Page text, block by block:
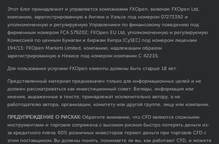
Этот блог принадлежит и управляется компаниями FXOpen, включая: FXOpen Ltd,
компанию, зарегистрированную в Англии и Уэльсе под номером 07273392 и
уполномоченную и регулируемую Управлением по финансовому поведению под
фирменным номером FCA 579202; FXOpen EU Ltd, уполномоченную и регулируемую
Комиссией по ценным бумагам и биржам Кипра (CySEC) под номером лицензии
194/13; FXOpen Markets Limited, компанию, надлежащим образом
зарегистрированную в Невисе под номером компании C 42235.
Для пользования услугами FXOpen клиенты должны быть старше 18 лет.
Представленный материал предназначен только для информационных целей и не
должен рассматриваться как инвестиционный совет. Взгляды, информация или
мнения, выраженные в тексте, принадлежат исключительно автору, а не
работодателю автора, организации, комитету или другой группе, лицу или компании.
ПРЕДУПРЕЖДЕНИЕ О РИСКАХ: Обратите внимание, что CFD являются сложными
инструментами и торговля сопряжена с высоким риском быстро потерять деньги из-
за кредитного плеча. 60% розничных инвесторов теряют деньги при торговле CFD с
этим поставщиком. Вы должны понять, понимаете ли вы, как работают CFD, и можете